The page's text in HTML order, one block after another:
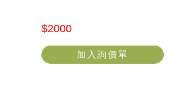
$2000
加入詢價單